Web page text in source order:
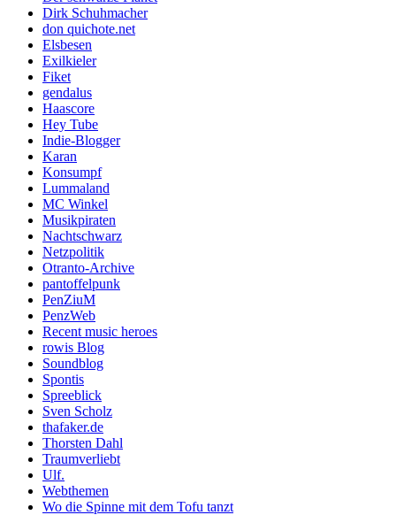
Dirk Schuhmacher
don quichote.net
Elsbesen
Exilkieler
Fiket
gendalus
Haascore
Hey Tube
Indie-Blogger
Karan
Konsumpf
Lummaland
MC Winkel
Musikpiraten
Nachtschwarz
Netzpolitik
Otranto-Archive
pantoffelpunk
PenZiuM
PenzWeb
Recent music heroes
rowis Blog
Soundblog
Spontis
Spreeblick
Sven Scholz
thafaker.de
Thorsten Dahl
Traumverliebt
Ulf.
Webthemen
Wo die Spinne mit dem Tofu tanzt